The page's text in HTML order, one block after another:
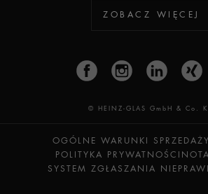
ZOBACZ WIĘCEJ
© HEINZ-GLAS GmbH & Co.
OGÓLNE WARUNKI
POLITYKA PRYWATNOŚCI
SYSTEM ZGŁASZANIA